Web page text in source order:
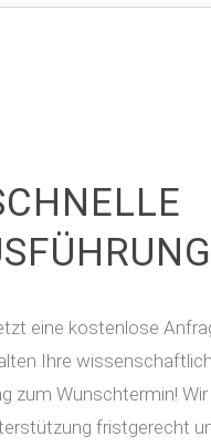
eine kostenlose
Ihre
zum Wunschtermin!
fristgerecht